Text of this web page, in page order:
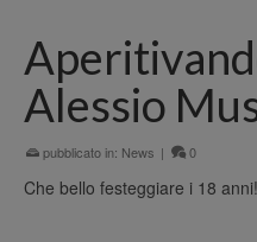
Alessio
pubblicato in: News | 0
Che bello festeggiare i 18